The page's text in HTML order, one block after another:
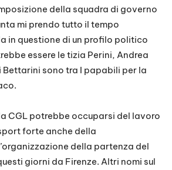
della squadra di governo
mi prendo tutto il tempo
in questione di un profilo politico
essere le tizia Perini, Andrea
Bettarini sono tra I papabili per la
CGL potrebbe occuparsi del lavoro
forte anche della
della partenza del
giorni da Firenze. Altri nomi sul